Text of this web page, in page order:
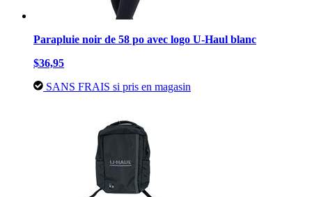
Parapluie noir de 58 po avec logo U-Haul blanc
$36,95
SANS FRAIS si pris en magasin